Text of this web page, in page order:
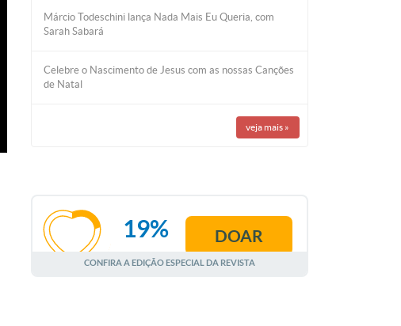
Márcio Todeschini lança Nada Mais Eu Queria, com
Sarah Sabará
Celebre o Nascimento de Jesus com as nossas Canções
de Natal
veja mais »
AGOSTO
19% DOAR
CONFIRA A EDIÇÃO ESPECIAL DA REVISTA